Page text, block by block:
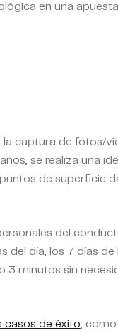
en una
captura de fotos/
se realiza una
de superficie
del
del día, los 7 días
3 minutos sin
casos de éxito ,